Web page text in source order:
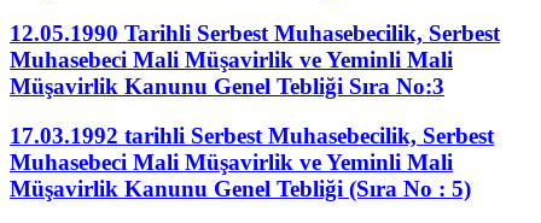
12.05.1990 Tarihli Serbest Muhasebecilik, Serbest
Muhasebeci Mali Müşavirlik ve Yeminli Mali
Müşavirlik Kanunu Genel Tebliği Sıra No:3
17.03.1992 tarihli Serbest Muhasebecilik, Serbest
Muhasebeci Mali Müşavirlik ve Yeminli Mali
Müşavirlik Kanunu Genel Tebliği (Sıra No : 5)